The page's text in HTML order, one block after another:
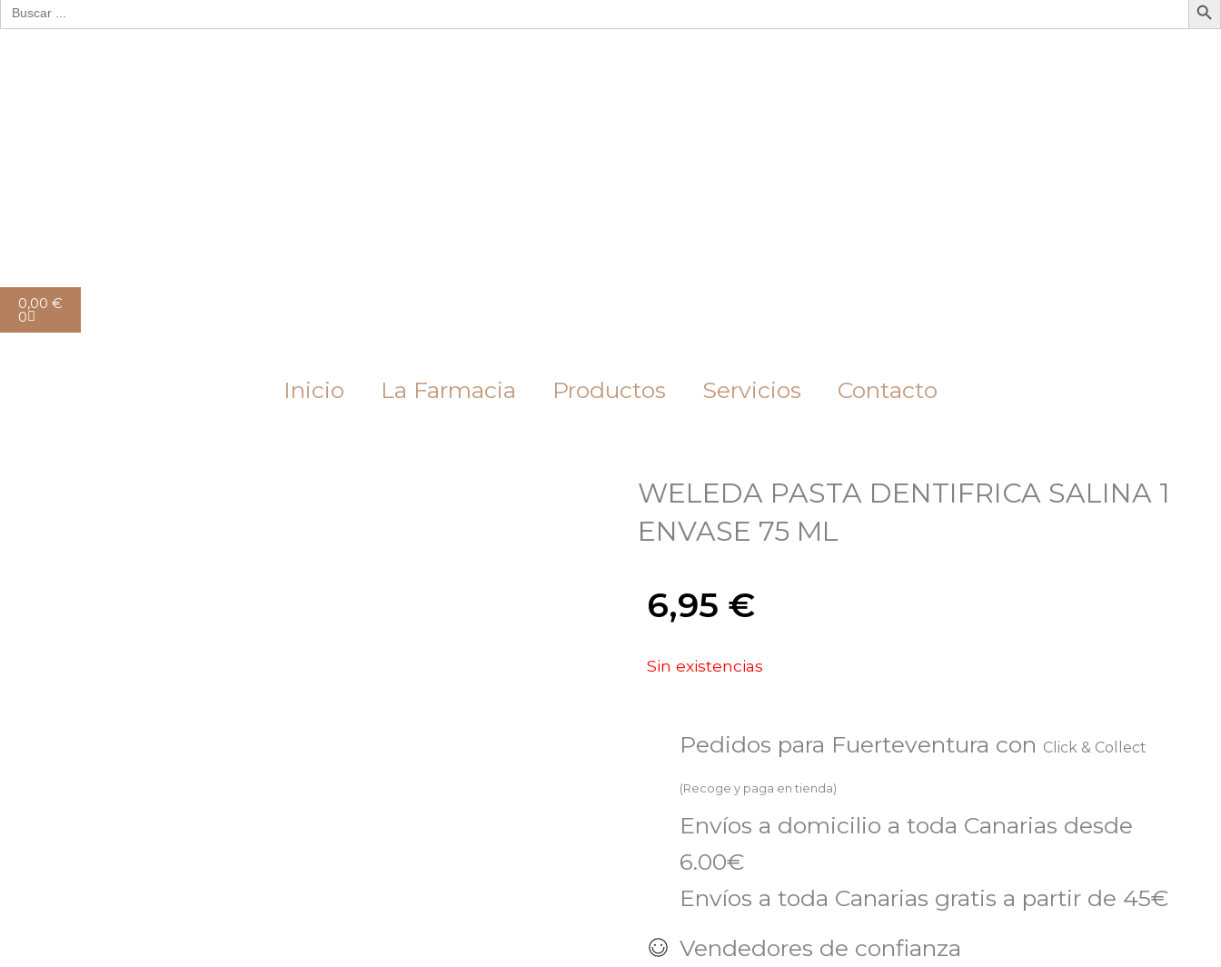
Buscar:
0,00 €
0
Cart
Inicio La Farmacia Productos Servicios Contacto
WELEDA PASTA DENTIFRICA SALINA 1
ENVASE 75 ML
6,95 €
Sin existencias
Pedidos para Fuerteventura con Click & Collect
(Recoge y paga en tienda)
Envíos a domicilio a toda Canarias desde
6.00€
Envíos a toda Canarias gratis a partir de 45€
Vendedores de confianza